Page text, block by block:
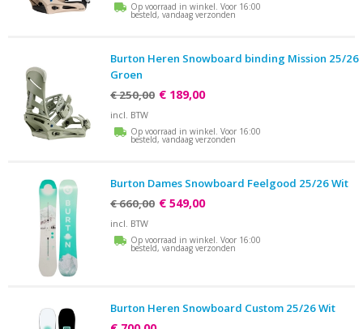
Op voorraad in winkel. Voor 16:00
besteld, vandaag verzonden
Burton Heren Snowboard binding Mission 25/26
Groen
€ 250,00 € 189,00
incl. BTW
Op voorraad in winkel. Voor 16:00
besteld, vandaag verzonden
Burton Dames Snowboard Feelgood 25/26 Wit
€ 660,00 € 549,00
incl. BTW
Op voorraad in winkel. Voor 16:00
besteld, vandaag verzonden
Burton Heren Snowboard Custom 25/26 Wit